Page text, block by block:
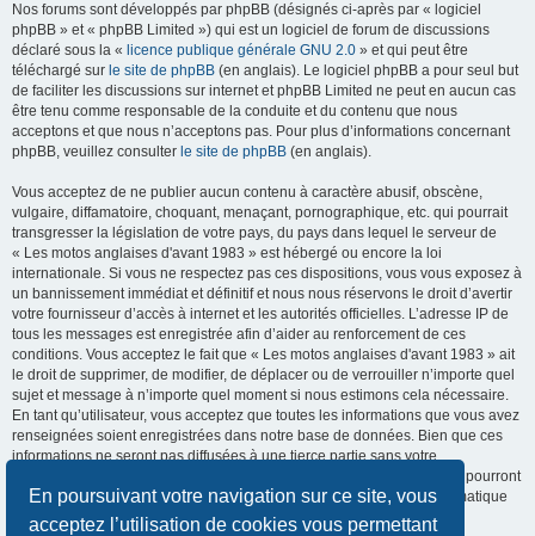
En poursuivant votre navigation sur ce site, vous
acceptez l’utilisation de cookies vous permettant
Nos forums sont développés par phpBB (désignés ci-après par « logiciel
phpBB » et « phpBB Limited ») qui est un logiciel de forum de discussions
déclaré sous la « licence publique générale GNU 2.0 » et qui peut être
téléchargé sur le site de phpBB (en anglais). Le logiciel phpBB a pour seul but
de faciliter les discussions sur internet et phpBB Limited ne peut en aucun cas
être tenu comme responsable de la conduite et du contenu que nous
acceptons et que nous n’acceptons pas. Pour plus d’informations concernant
phpBB, veuillez consulter le site de phpBB (en anglais).
Vous acceptez de ne publier aucun contenu à caractère abusif, obscène,
vulgaire, diffamatoire, choquant, menaçant, pornographique, etc. qui pourrait
transgresser la législation de votre pays, du pays dans lequel le serveur de
« Les motos anglaises d'avant 1983 » est hébergé ou encore la loi
internationale. Si vous ne respectez pas ces dispositions, vous vous exposez à
un bannissement immédiat et définitif et nous nous réservons le droit d’avertir
votre fournisseur d’accès à internet et les autorités officielles. L’adresse IP de
tous les messages est enregistrée afin d’aider au renforcement de ces
conditions. Vous acceptez le fait que « Les motos anglaises d'avant 1983 » ait
le droit de supprimer, de modifier, de déplacer ou de verrouiller n’importe quel
sujet et message à n’importe quel moment si nous estimons cela nécessaire.
En tant qu’utilisateur, vous acceptez que toutes les informations que vous avez
renseignées soient enregistrées dans notre base de données. Bien que ces
informations ne seront pas diffusées à une tierce partie sans votre
consentement, ni « Les motos anglaises d'avant 1983 », ni phpBB, ne pourront
être tenus comme responsables en cas de tentative de piratage informatique
visant à compromettre vos données.